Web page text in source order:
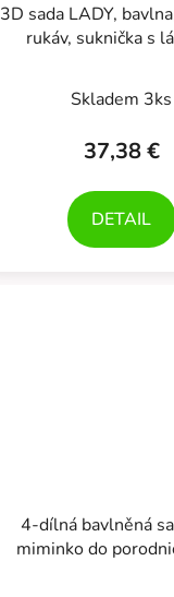
3D sada LADY,
rukáv, suknička s
Skladem 3ks
37,38 €
DETAIL
4-dílná bavlněná
miminko do